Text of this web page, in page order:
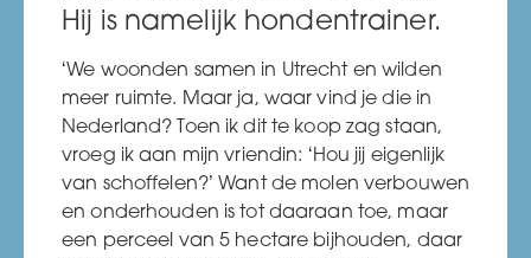
Hij is namelijk hondentrainer.
‘We woonden samen in Utrecht en wilden
meer ruimte. Maar ja, waar vind je die in
Nederland? Toen ik dit te koop zag staan,
vroeg ik aan mijn vriendin: ‘Hou jij eigenlijk
van schoffelen?’ Want de molen verbouwen
en onderhouden is tot daaraan toe, maar
een perceel van 5 hectare bijhouden, daar